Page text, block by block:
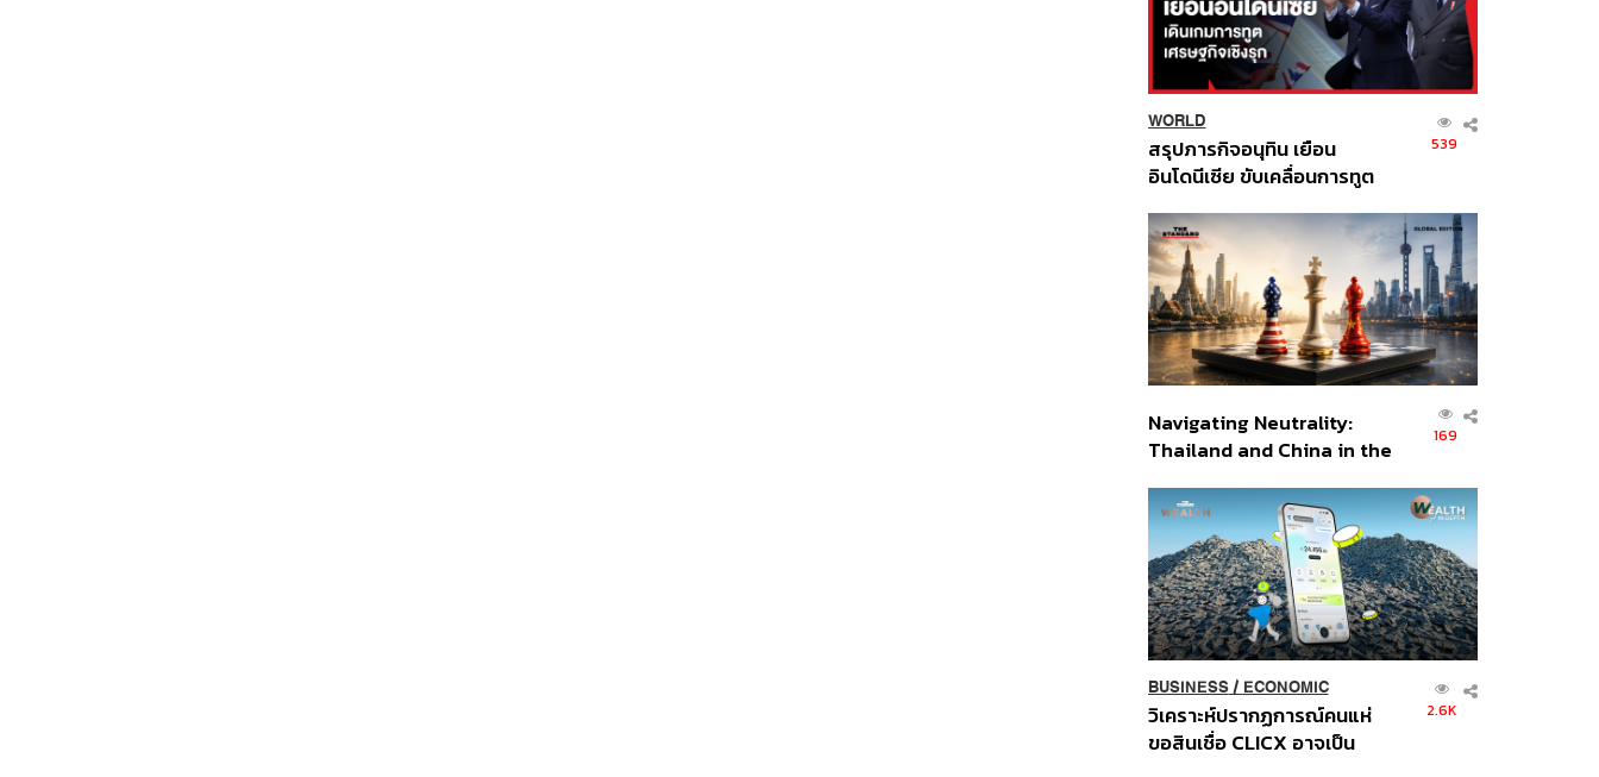
WORLD
สรุปภารกิจอนุทิน เยือน
อินโดนีเซีย ขับเคลื่อนการทูต
ส่วนยุทธศาสตร์ไทย –
อินโดนีเซีย
539
Navigating Neutrality:
Thailand and China in the
Order
169
BUSINESS/ ECONOMIC
วิเคราะห์ปรากฏการณ์คนแห่
ขอสินเชื่อ CLICX อาจเป็น
2.6K